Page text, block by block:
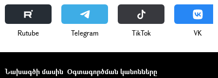
Rutube Telegram ТikТоk VK
Նախագծի մասին Օգտագործման կանոնները